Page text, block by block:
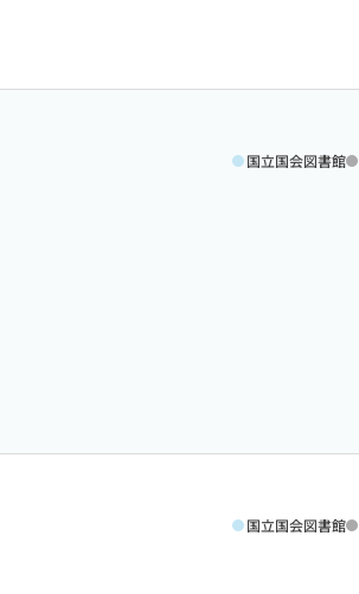
国立国会図書館
国立国会図書館